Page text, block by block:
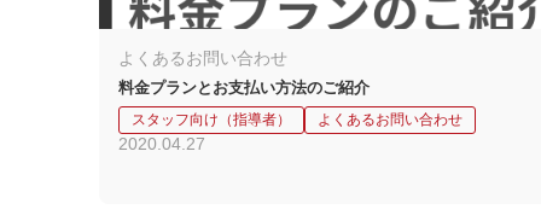
よくあるお問い合わせ
料金プランとお支払い方法のご紹介
スタッフ向け（指導者） よくあるお問い合わせ
2020.04.27